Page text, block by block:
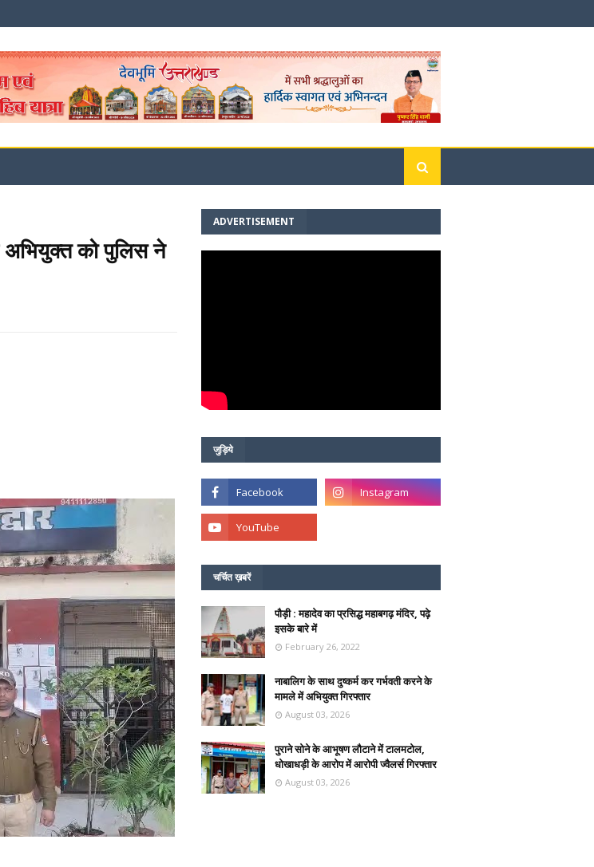
अभियुक्त को पुलिस ने
ADVERTISEMENT
जुड़िये
चर्चित ख़बरें
पौड़ी : महादेव का प्रसिद्ध महाबगढ़ मंदिर, पढ़े
इसके बारे में
February 26, 2022
नाबालिग के साथ दुष्कर्म कर गर्भवती करने के
मामले में अभियुक्त गिरफ्तार
August 03, 2026
पुराने सोने के आभूषण लौटाने में टालमटोल,
धोखाधड़ी के आरोप में आरोपी ज्वैलर्स गिरफ्तार
August 03, 2026